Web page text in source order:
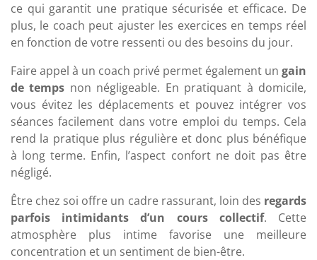
ce qui garantit une pratique sécurisée et efficace. De
plus, le coach peut ajuster les exercices en temps réel
en fonction de votre ressenti ou des besoins du jour.
Faire appel à un coach privé permet également un gain
de temps non négligeable. En pratiquant à domicile,
vous évitez les déplacements et pouvez intégrer vos
séances facilement dans votre emploi du temps. Cela
rend la pratique plus régulière et donc plus bénéfique
à long terme. Enfin, l’aspect confort ne doit pas être
négligé.
Être chez soi offre un cadre rassurant, loin des regards
parfois intimidants d’un cours collectif. Cette
atmosphère plus intime favorise une meilleure
concentration et un sentiment de bien-être.